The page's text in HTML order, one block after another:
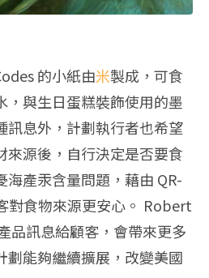
的小紙由米製成，可食
，與生日蛋糕裝飾使用的墨
訊息外，計劃執行者也希望
來源後，自行決定是否要食
海產汞含量問題，藉由 QR-
對食物來源更安心。 Robert
品訊息給顧客，會帶來更多
劃能夠繼續擴展，改變美國